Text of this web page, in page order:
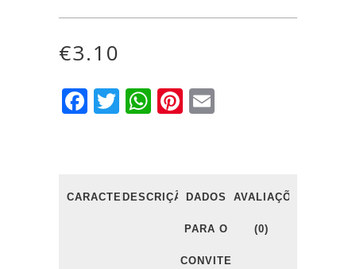
€3.10
Facebook
TwitterWhatsApp
Pinterest
CARACTERÍSTICAS
DESCRIÇÃODADOS
PARA O
CONVITE
AVALIAÇÕES
(0)